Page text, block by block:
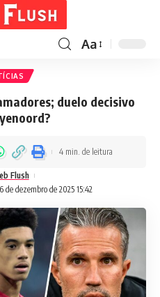
Aa
duelo decisivo
de dezembro de 2025 15:42
Flush
4 min. de leitura